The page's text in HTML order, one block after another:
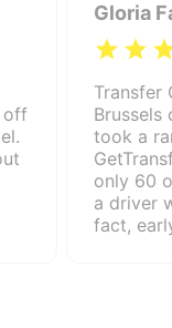
off
Gloria
Transfer
Brussels
took a
only 60
a driver
fact,